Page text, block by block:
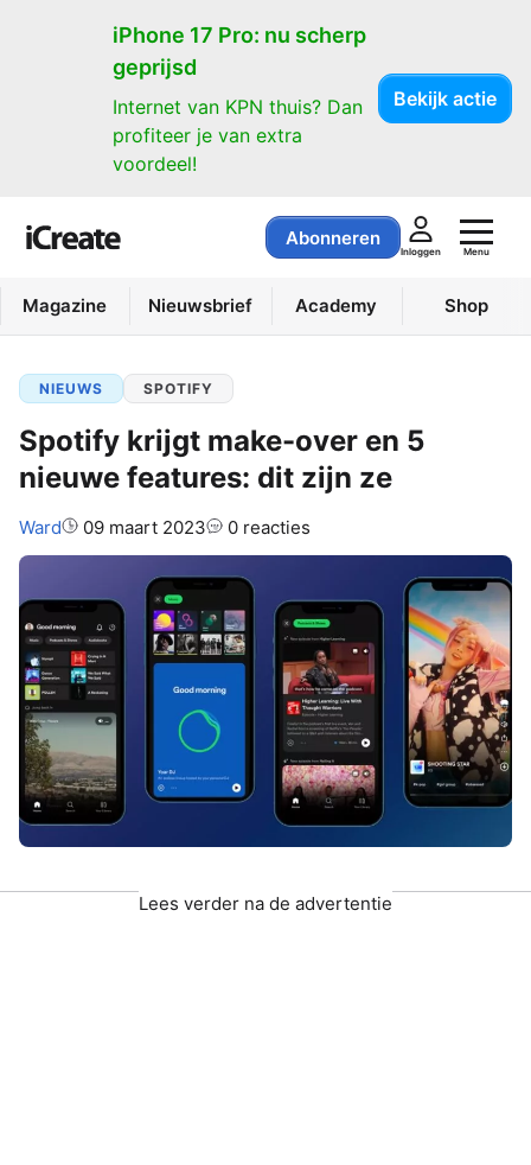
iPhone 17 Pro: nu scherp
geprijsd
Internet van KPN thuis? Dan
profiteer je van extra
voordeel!
Bekijk actie
Abonneren
Inloggen Menu
Magazine Nieuwsbrief Academy Shop
NIEUWS SPOTIFY
Spotify krijgt make-over en 5
nieuwe features: dit zijn ze
Auteur:
Ward 09 maart 2023 0 reacties
Lees verder na de advertentie